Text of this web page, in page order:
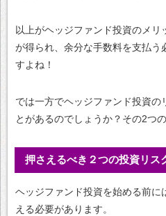
以上がヘッジファンド投資のメ
が得られ、余分な手数料を支払う
すよね！
では一方でヘッジファンド投資の
とがあるのでしょうか？その2つ
押さえるべき２つの投資リス
ヘッジファンド投資を始める前に
える必要があります。